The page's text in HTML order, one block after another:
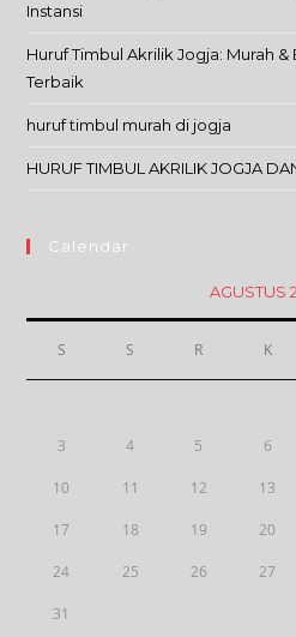
Instansi
Huruf Timbul Akrilik Jogja: Murah
Terbaik
huruf timbul murah di jogja
HURUF TIMBUL AKRILIK JOGJA
Calendar
AGUSTUS
S S R K
3 4 5 6
10 11 12 13
17 18 19 20
24 25 26 27
31